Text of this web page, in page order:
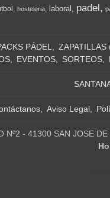
hosteleria laboral padel
PÁDEL ZAPATILLAS
EVENTOS SORTEOS
Aviso Legal
Nº2 - 41300 SAN JOSE